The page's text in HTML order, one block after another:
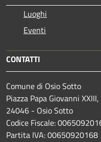
Luoghi
Eventi
CONTATTI
Comune di Osio Sotto
Piazza Papa Giovanni
24046 - Osio Sotto
Codice Fiscale:
Partita IVA: 00650920168